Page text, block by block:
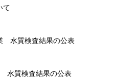
て
水質検査結果の公表
水質検査結果の公表